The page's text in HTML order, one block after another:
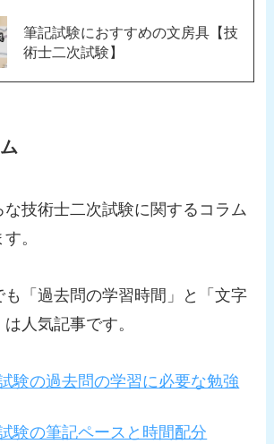
筆記試験におすすめの文房具【技
術士二次試験】
技術士二次試験に関するコラム
。
も「過去問の学習時間」と「文字
人気記事です。
験の過去問の学習に必要な勉強
験の筆記ペースと時間配分